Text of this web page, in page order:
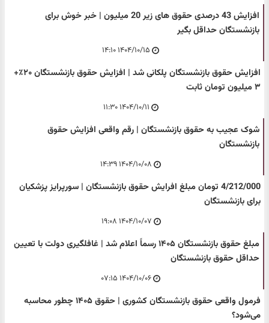
افزایش 43 درصدی حقوق های زیر 20 میلیون | خبر خوش برای
بازنشستگان حداقل بگیر
۱۴۰۴/۱۰/۱۵ ۱۴:۱۰
افزایش حقوق بازنشستگان پلکانی شد | افزایش حقوق بازنشستگان ۲۰٪+
۳ میلیون تومان ثابت
۱۴۰۴/۱۰/۱۱ ۱۱:۳۰
شوک عجیب به حقوق بازنشستگان | رقم واقعی افزایش حقوق
بازنشستگان
۱۴۰۴/۱۰/۰۸ ۱۴:۳۹
4/212/000 تومان مبلغ افرایش حقوق بازنشستگان | سورپرایز پزشکیان
برای بازنشستگان
۱۴۰۴/۱۰/۰۷ ۱۹:۰۸
مبلغ حقوق بازنشستگان ۱۴۰۵ رسماً اعلام شد | غافلگیری دولت با تعیین
حداقل حقوق بازنشستگان
۱۴۰۴/۱۰/۰۶ ۰۷:۱۵
فرمول واقعی حقوق بازنشستگان کشوری | حقوق ۱۴۰۵ چطور محاسبه
می‌شود؟